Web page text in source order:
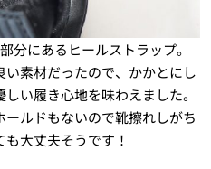
分にあるヒールストラップ。
素材だったので、かかとにし
い履き心地を味わえました。
ルドもないので靴擦れしがち
大丈夫そうです！